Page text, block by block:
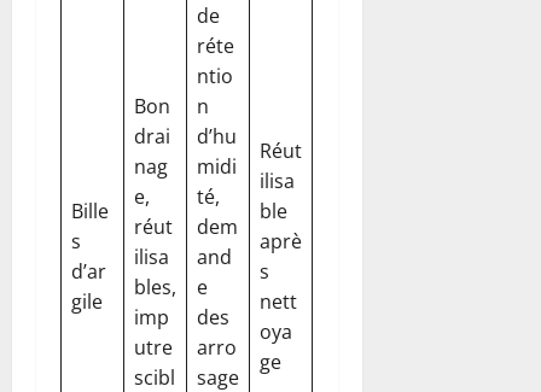
Bille
s
d’ar
gile
Bon
drai
nag
e,
réut
ilisa
bles,
imp
utre
scibl
de
réte
ntio
n
d’hu
midi
té,
dem
and
e
des
arro
sage
Réut
ilisa
ble
aprè
s
nett
oya
ge